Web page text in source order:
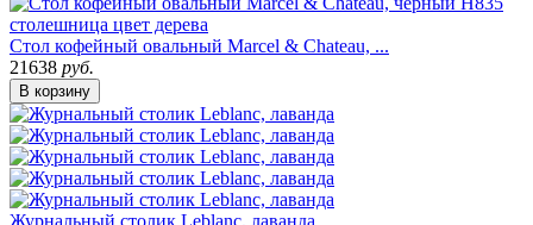
Стол кофейный овальный Marcel & Chateau, ...
21638 руб.
В корзину
Журнальный столик Leblanc, лаванда